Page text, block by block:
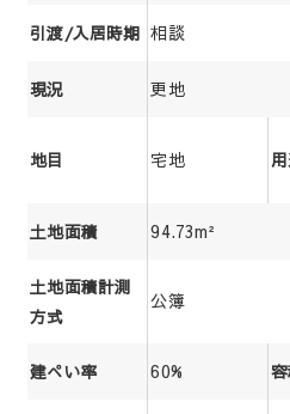
引渡/入居時期 相談
現況 更地
地目 宅地
土地面積 94.73m²
土地面積計測
方式
公簿
建ぺい率 60%